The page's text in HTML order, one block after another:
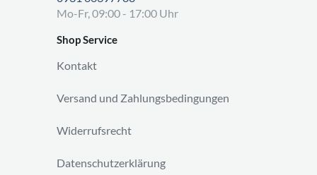
Mo-Fr, 09:00 - 17:00 Uhr
Shop Service
Kontakt
Versand und Zahlungsbedingungen
Widerrufsrecht
Datenschutzerklärung